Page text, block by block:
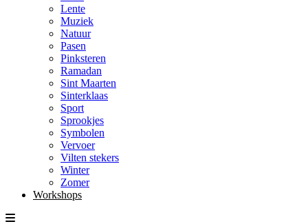
Lente
Muziek
Natuur
Pasen
Pinksteren
Ramadan
Sint Maarten
Sinterklaas
Sport
Sprookjes
Symbolen
Vervoer
Vilten stekers
Winter
Zomer
Workshops